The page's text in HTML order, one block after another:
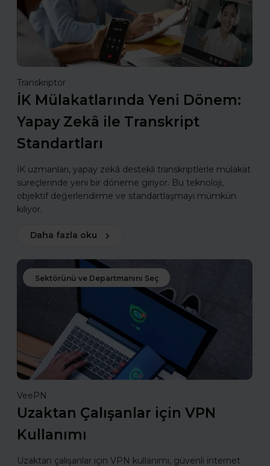
Transkriptor
İK Mülakatlarında Yeni Dönem:
Yapay Zekâ ile Transkript
Standartları
İK uzmanları, yapay zekâ destekli transkriptlerle mülakat
süreçlerinde yeni bir döneme giriyor. Bu teknoloji,
objektif değerlendirme ve standartlaşmayı mümkün
kılıyor.
Daha fazla oku
Sektörünü ve Departmanını Seç
VeePN
Uzaktan Çalışanlar için VPN
Kullanımı
Uzaktan çalışanlar için VPN kullanımı, güvenli internet